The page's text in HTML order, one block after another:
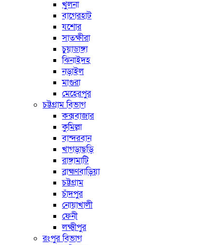
খুলনা
বাগেরহাট
যশোর
সাতক্ষীরা
চুয়াডাঙ্গা
ঝিনাইদহ
নড়াইল
মাগুরা
মেহেরপুর
চট্টগ্রাম বিভাগ
কক্সবাজার
কুমিল্লা
বান্দরবান
খাগড়াছড়ি
রাঙ্গামাটি
ব্রাহ্মণবাড়িয়া
চট্টগ্রাম
চাঁদপুর
নোয়াখালী
ফেনী
লক্ষ্মীপুর
রংপুর বিভাগ